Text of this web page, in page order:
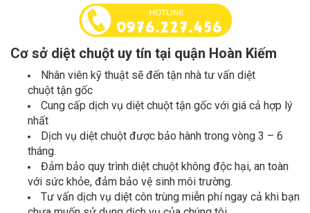
Cơ sở diệt chuột uy tín tại quận Hoàn Kiếm
Nhân viên kỹ thuật sẽ đến tận nhà tư vấn diệt
chuột tận gốc
Cung cấp dịch vụ diệt chuột tận gốc với giá cả hợp lý
nhất
Dịch vụ diệt chuột được bảo hành trong vòng 3 – 6
tháng.
Đảm bảo quy trình diệt chuột không độc hại, an toàn
với sức khỏe, đảm bảo vệ sinh môi trường.
Tư vấn dịch vụ diệt côn trùng miễn phí ngay cả khi bạn